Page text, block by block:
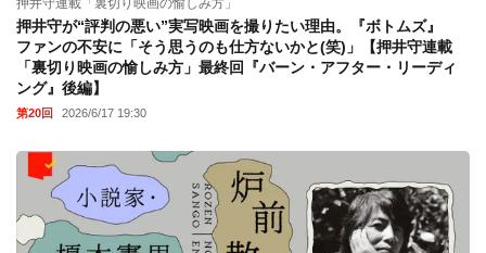
押井守が“評判の悪い”実写映画を撮りたい理由。『ボトムズ』
ファンの不安に「そう思うのも仕方ないかと(笑)」【押井守連載
「裏切り映画の愉しみ方」最終回『バーン・アフター・リーディ
ング』後編】
第20回 2026/6/17 19:30